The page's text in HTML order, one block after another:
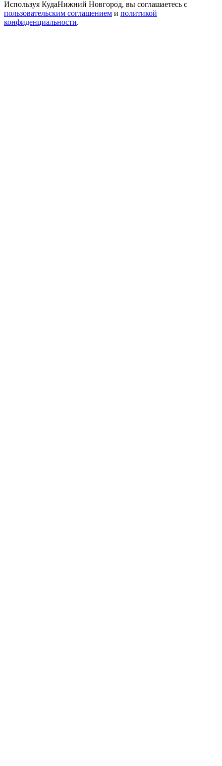
Используя КудаНижний Новгород, вы соглашаетесь с
пользовательским соглашением и политикой
конфиденциальности.